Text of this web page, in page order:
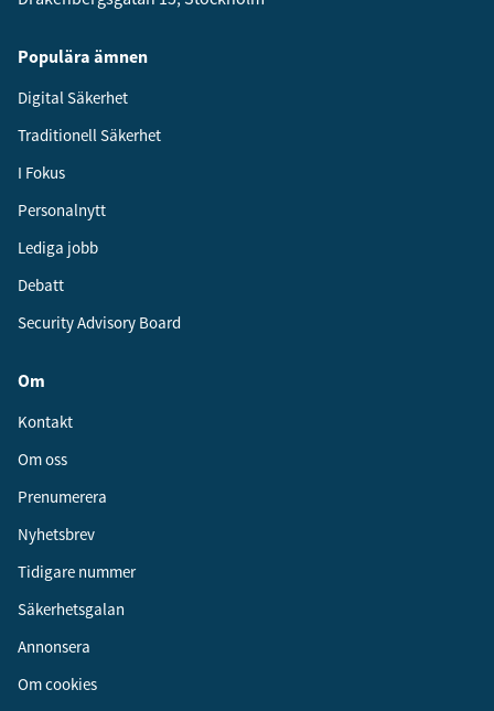
Populära ämnen
Digital Säkerhet
Traditionell Säkerhet
I Fokus
Personalnytt
Lediga jobb
Debatt
Security Advisory Board
Om
Kontakt
Om oss
Prenumerera
Nyhetsbrev
Tidigare nummer
Säkerhetsgalan
Annonsera
Om cookies